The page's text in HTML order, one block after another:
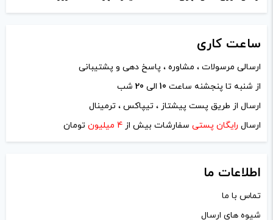
ساعت کاری
ارسالی مرسولات ، مشاوره ، پاسخ دهی و پشتیبانی
از شنبه تا پنجشنه ساعت 10 الی 20 شب
ارسال از طریق پست پیشتاز ، تیپاکس ، ترمینال
ارسال رایگان پستی سفارشات بیش از 4 میلیون تومان
اطلاعات ما
تماس با ما
شیوه های ارسال